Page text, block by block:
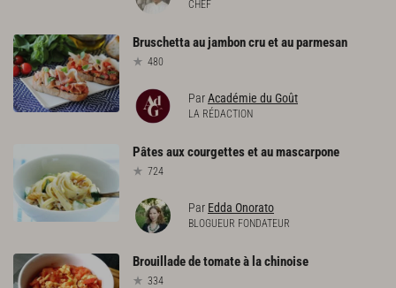
CHEF
Bruschettaaujamboncruetauparmesan
480
ParAcadémie du Goût
LA RÉDACTION
Pâtesauxcourgettesetaumascarpone
724
Par Edda Onorato
BLOGUEUR FONDATEUR
Brouilladedetomateà lachinoise
334